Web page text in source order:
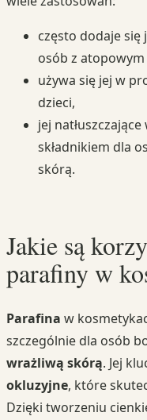
często dodaje
osób z
używa się jej w
dzieci,
jej
składnikiem dla
skórą.
Jakie są
parafiny w
Parafina w
szczególnie dla osób
wrażliwą skórą. Jej
okluzyjne, które
Dzięki tworzeniu